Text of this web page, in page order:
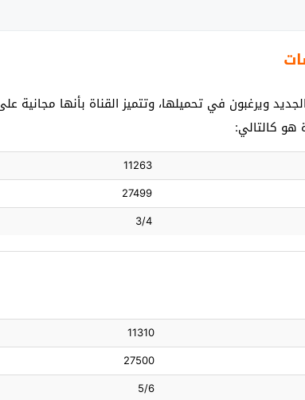
الجديد ويرغبون في تحميلها، وتتميز القناة بأنها مجانية
هو كالتالي:
11263
27499
3/4
11310
27500
5/6